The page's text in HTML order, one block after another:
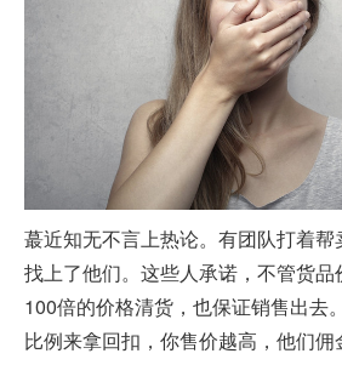
蕞近知无不言上热论。有团队打着
找上了他们。这些人承诺，不管货
100倍的价格清货，也保证销售出去
比例来拿回扣，你售价越高，他们佣